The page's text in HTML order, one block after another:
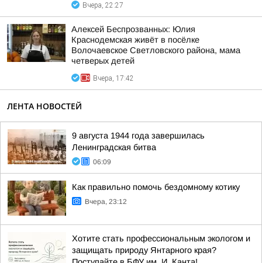
Вчера, 22:27
Алексей Беспрозванных: Юлия
Краснодемская живёт в посёлке
Волочаевское Светловского района, мама
четверых детей
Вчера, 17:42
ЛЕНТА НОВОСТЕЙ
9 августа 1944 года завершилась
Ленинградская битва
06:09
Как правильно помочь бездомному котику
Вчера, 23:12
Хотите стать профессиональным экологом и
защищать природу Янтарного края?